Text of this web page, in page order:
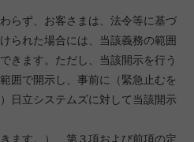
らず、お客さまは、法令等に基づ
られた場合には、当該義務の範囲
きます。ただし、当該開示を行う
囲で開示し、事前に（緊急止むを
日立システムズに対して当該開示
ます。）、第３項および前項の定